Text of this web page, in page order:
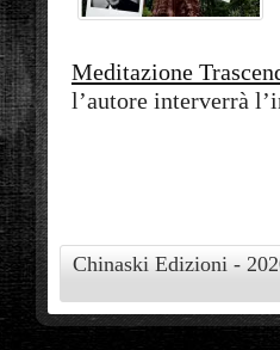
Meditazione
l’autore interverrà
Chinaski Edizioni -